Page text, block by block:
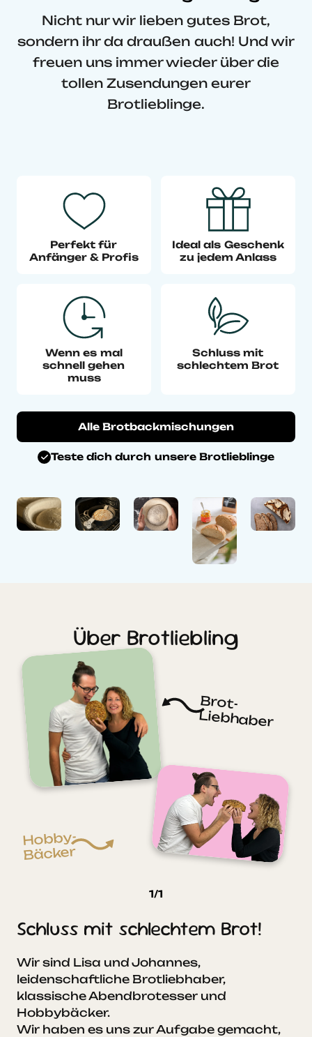
Nicht nur wir lieben gutes Brot,
sondern ihr da draußen auch! Und wir
freuen uns immer wieder über die
tollen Zusendungen eurer
Brotlieblinge.
Perfekt für
Anfänger & Profis
Ideal als Geschenk
zu jedem Anlass
Wenn es mal
schnell gehen
muss
Schluss mit
schlechtem Brot
Alle Brotbackmischungen
Teste dich durch unsere Brotlieblinge
Über Brotliebling
Hobby-
Bäcker
Brot-
Liebhaber
Schluss mit schlechtem Brot!
Wir sind Lisa und Johannes,
leidenschaftliche Brotliebhaber,
klassische Abendbrotesser und
Hobbybäcker.
Wir haben es uns zur Aufgabe gemacht,
1/1